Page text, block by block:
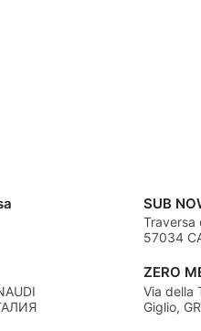
SUB
Traversa
57034
ZERO
Via della
Giglio,